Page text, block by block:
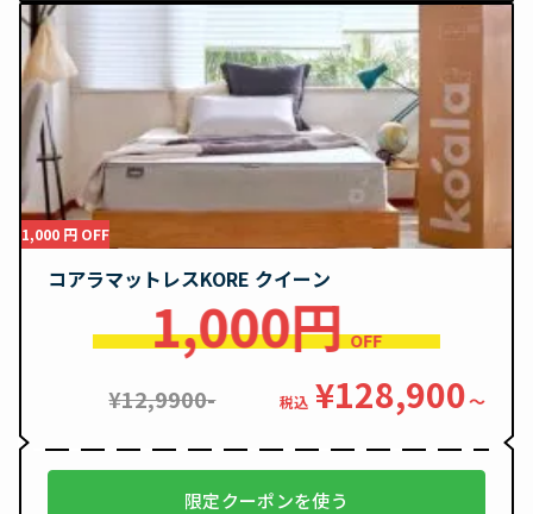
1,000 円 OFF
コアラマットレスKORE クイーン
1,000円 OFF
¥12,9900- 税込 ¥128,900〜
限定クーポンを使う